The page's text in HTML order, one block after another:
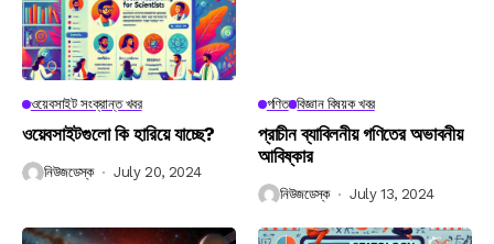
ওয়েবসাইট সংক্রান্ত খবর
ওয়েবসাইটগুলো কি হারিয়ে যাচ্ছে?
নিউজডেস্ক July 20, 2024
গণিত বিজ্ঞান বিষয়ক খবর
প্রাচীন ব্যাবিলনীয় গণিতের অভাবনীয়
আবিষ্কার
নিউজডেস্ক July 13, 2024